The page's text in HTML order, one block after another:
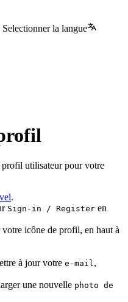
Selectionner la langue
profil utilisateur pour votre
.
Sign-in / Register en
icône de profil, en haut à
à jour votre e-mail ,
une nouvelle photo de